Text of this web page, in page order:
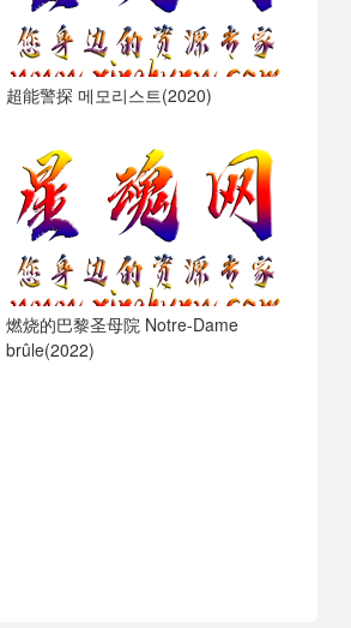
超能警探 메모리스트(2020)
燃烧的巴黎圣母院 Notre-Dame
brûle(2022)